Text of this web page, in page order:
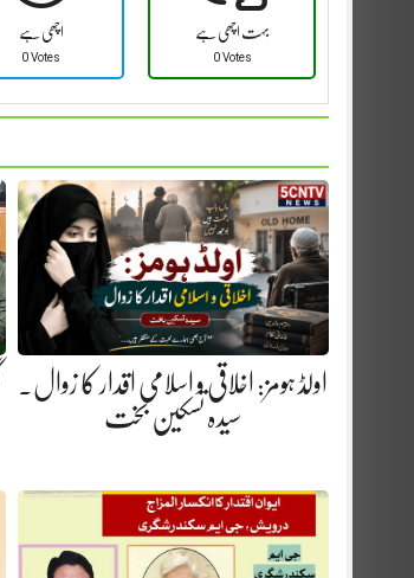
اچھی ہے
0 Votes
بہت اچھی ہے
0 Votes
اولڈ ہومز: اخلاقی و اسلامی اقدار کا زوال.
سیدہ تسکین بخت